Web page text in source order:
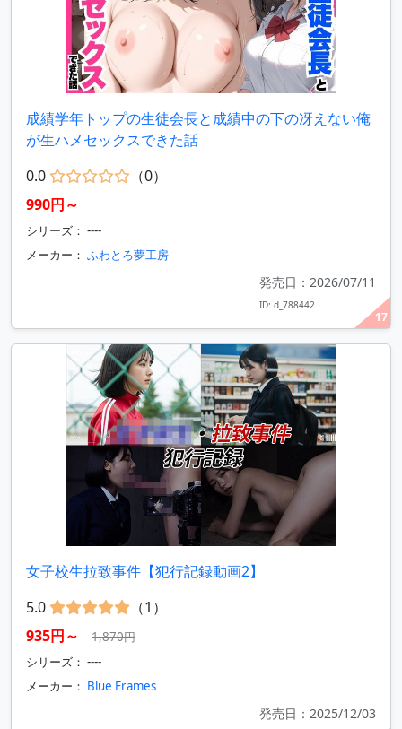
17
成績学年トップの生徒会長と成績中の下の冴えない俺
が生ハメセックスできた話
0.0
（0）
990円～
シリーズ： ----
メーカー： ふわとろ夢工房
発売日：2026/07/11
ID: d_788442
女子校生拉致事件【犯行記録動画2】
5.0
（1）
935円～
1,870円
シリーズ： ----
メーカー： Blue Frames
発売日：2025/12/03